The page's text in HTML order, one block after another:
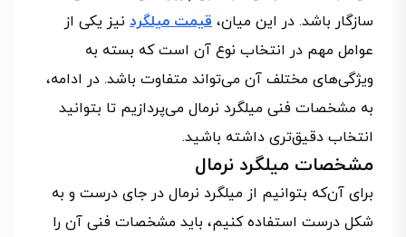
سازگار باشد. در این میان، قیمت میلگرد نیز یکی از
عوامل مهم در انتخاب نوع آن است که بسته به
ویژگی‌های مختلف آن می‌تواند متفاوت باشد. در ادامه،
به مشخصات فنی میلگرد نرمال می‌پردازیم تا بتوانید
انتخاب دقیق‌تری داشته باشید.
مشخصات میلگرد نرمال
برای آن‌که بتوانیم از میلگرد نرمال در جای درست و به
شکل درست استفاده کنیم، باید مشخصات فنی آن را